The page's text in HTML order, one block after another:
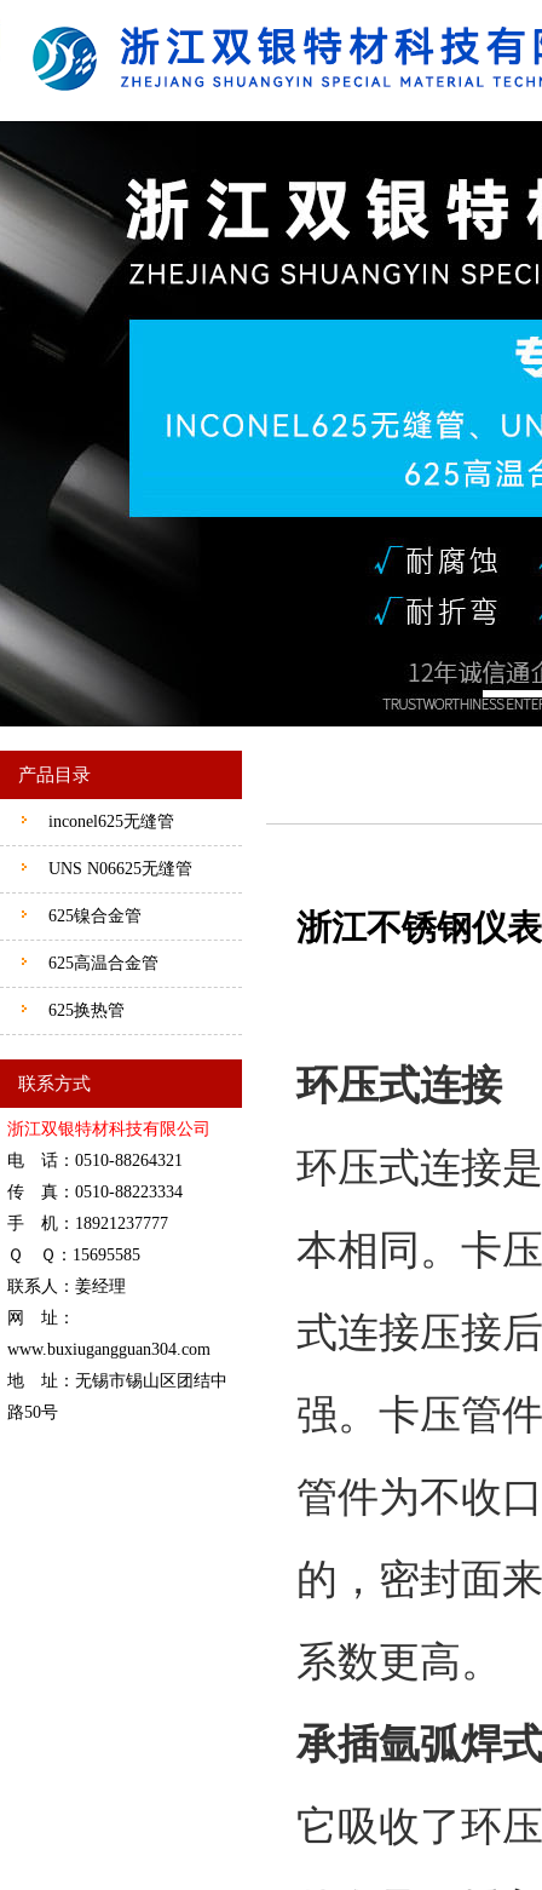
产品目录
inconel625无缝管
UNS N06625无缝管
625镍合金管
625高温合金管
625换热管
联系方式
浙江双银特材科技有限公司
电 话：0510-88264321
传 真：0510-88223334
手 机：18921237777
Ｑ Ｑ：15695585
联系人：姜经理
网 址：
www.buxiugangguan304.com
地 址：无锡市锡山区团结中
路50号
浙江不锈钢仪
环压式连接
环压式连接
本相同。卡
式连接压接
强。卡压管
管件为不收
的，密封面
系数更高。
承插氩弧焊
它吸收了环